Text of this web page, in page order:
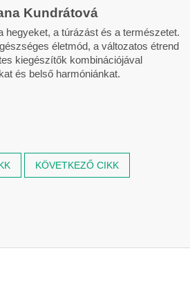
Kundrátová
hegyeket, a túrázást és a természetet.
életmód, a változatos étrend
kiegészítők kombinációjával
és belső harmóniánkat.
KÖVETKEZŐ CIKK